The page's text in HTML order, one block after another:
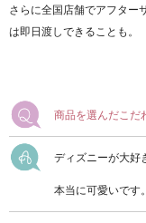
さらに全国店舗でアフター
は即日渡しできることも。
商品を選んだこだ
ディズニーが大好
本当に可愛いです。